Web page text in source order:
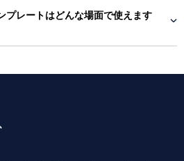
プレートはどんな場面で使えます